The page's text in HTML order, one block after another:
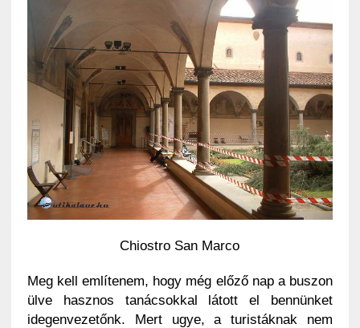
Chiostro San Marco
Meg kell említenem, hogy még előző nap a buszon
ülve hasznos tanácsokkal látott el bennünket
idegenvezetőnk. Mert ugye, a turistáknak nem